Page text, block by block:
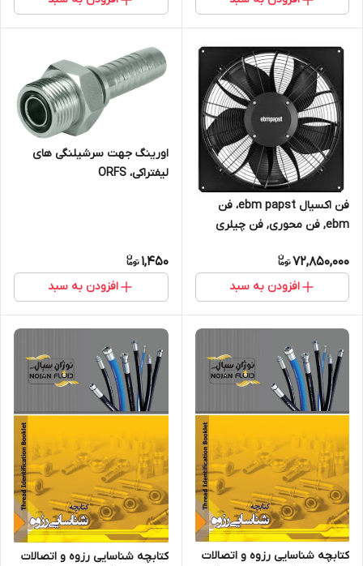
فن اکسیال ebm papst، فن
ebm, فن محوری, فن چیلری
72,850,000
افزودن به سبد
اورینگ جهت سرشیلنگی های
لیفتراکی، ORFS
1,450
افزودن به سبد
کتابچه شناسایی رزوه و اتصالات
کتابچه شناسایی رزوه و اتصالات